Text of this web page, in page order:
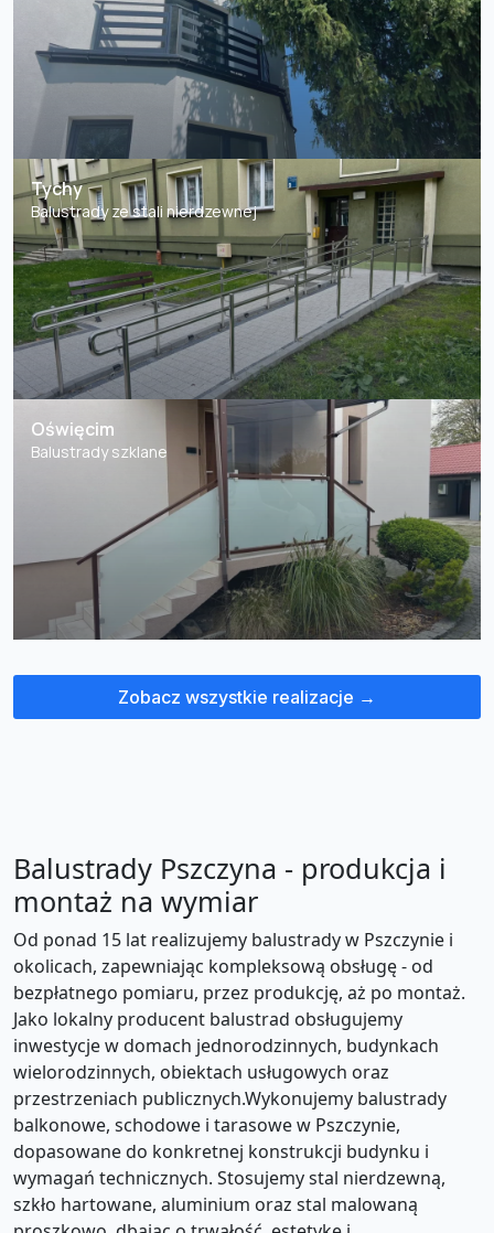
Tychy
Balustrady ze stali nierdzewnej
Oświęcim
Balustrady szklane
Zobacz wszystkie realizacje →
Balustrady Pszczyna - produkcja i
montaż na wymiar
Od ponad 15 lat realizujemy balustrady w Pszczynie i
okolicach, zapewniając kompleksową obsługę - od
bezpłatnego pomiaru, przez produkcję, aż po montaż.
Jako lokalny producent balustrad obsługujemy
inwestycje w domach jednorodzinnych, budynkach
wielorodzinnych, obiektach usługowych oraz
przestrzeniach publicznych.Wykonujemy balustrady
balkonowe, schodowe i tarasowe w Pszczynie,
dopasowane do konkretnej konstrukcji budynku i
wymagań technicznych. Stosujemy stal nierdzewną,
szkło hartowane, aluminium oraz stal malowaną